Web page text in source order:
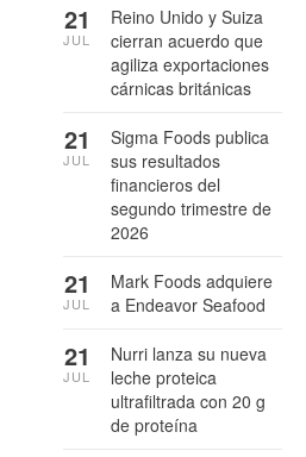
Reino Unido y Suiza
cierran acuerdo que
agiliza exportaciones
cárnicas británicas
21
JUL
Sigma Foods publica
sus resultados
financieros del
segundo trimestre de
2026
21
JUL
Mark Foods adquiere
a Endeavor Seafood
21
JUL
Nurri lanza su nueva
leche proteica
ultrafiltrada con 20 g
de proteína
21
JUL